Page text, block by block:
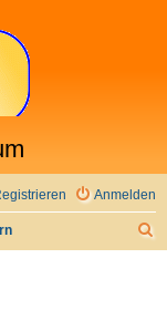
Anmelden